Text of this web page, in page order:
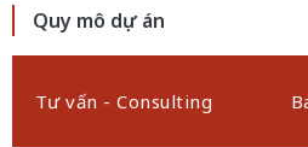
Quy mô dự án
Tư vấn - Consulting